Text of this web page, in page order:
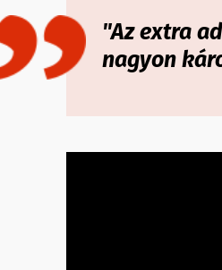
"Az extra
nagyon